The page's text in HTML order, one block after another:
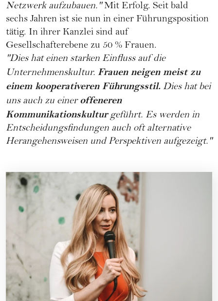
Netzwerk aufzubauen."Mit Erfolg. Seit bald
sechs Jahren ist sie nun in einer Führungsposition
tätig. In ihrer Kanzlei sind auf
Gesellschafterebene zu 50 % Frauen.
"Dies hat einen starken Einfluss auf die
Unternehmenskultur. Frauen neigen meist zu
einem kooperativeren Führungsstil. Dies hat bei
uns auch zu eineroffeneren
Kommunikationskulturgeführt. Es werden in
Entscheidungsfindungen auch oft alternative
Herangehensweisen und Perspektiven aufgezeigt."